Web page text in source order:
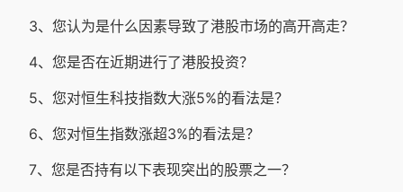
3、您认为是什么因素导致了港股市场的高开高走？
4、您是否在近期进行了港股投资？
5、您对恒生科技指数大涨5%的看法是？
6、您对恒生指数涨超3%的看法是？
7、您是否持有以下表现突出的股票之一？